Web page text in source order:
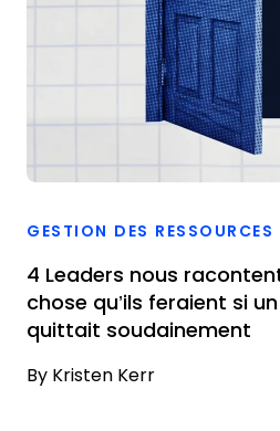
GESTION DES RESSOURCES
4 Leaders nous
chose qu’ils feraient si
quittait soudainement
By Kristen Kerr